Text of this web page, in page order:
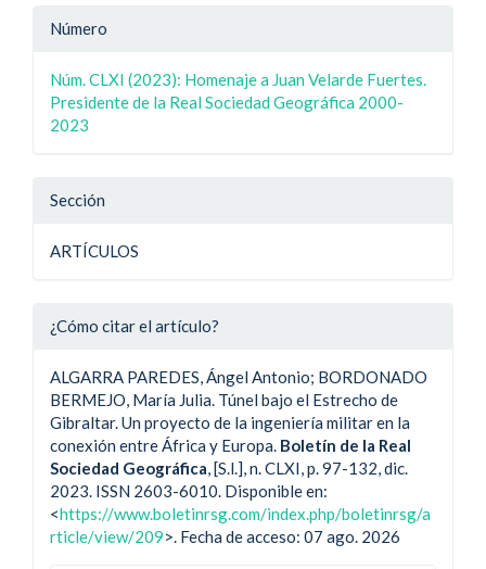
Detalle
artículo
Número
Núm. CLXI (2023): Homenaje a Juan Velarde Fuertes.
Presidente de la Real Sociedad Geográfica 2000-
2023
Sección
ARTÍCULOS
¿Cómo citar el artículo?
ALGARRA PAREDES, Ángel Antonio; BORDONADO
BERMEJO, María Julia. Túnel bajo el Estrecho de
Gibraltar. Un proyecto de la ingeniería militar en la
conexión entre África y Europa. Boletín de la Real
Sociedad Geográfica , [S.l.], n. CLXI, p. 97-132, dic.
2023. ISSN 2603-6010. Disponible en:
<https://www.boletinrsg.com/index.php/boletinrsg/a
rticle/view/209>. Fecha de acceso: 07 ago. 2026